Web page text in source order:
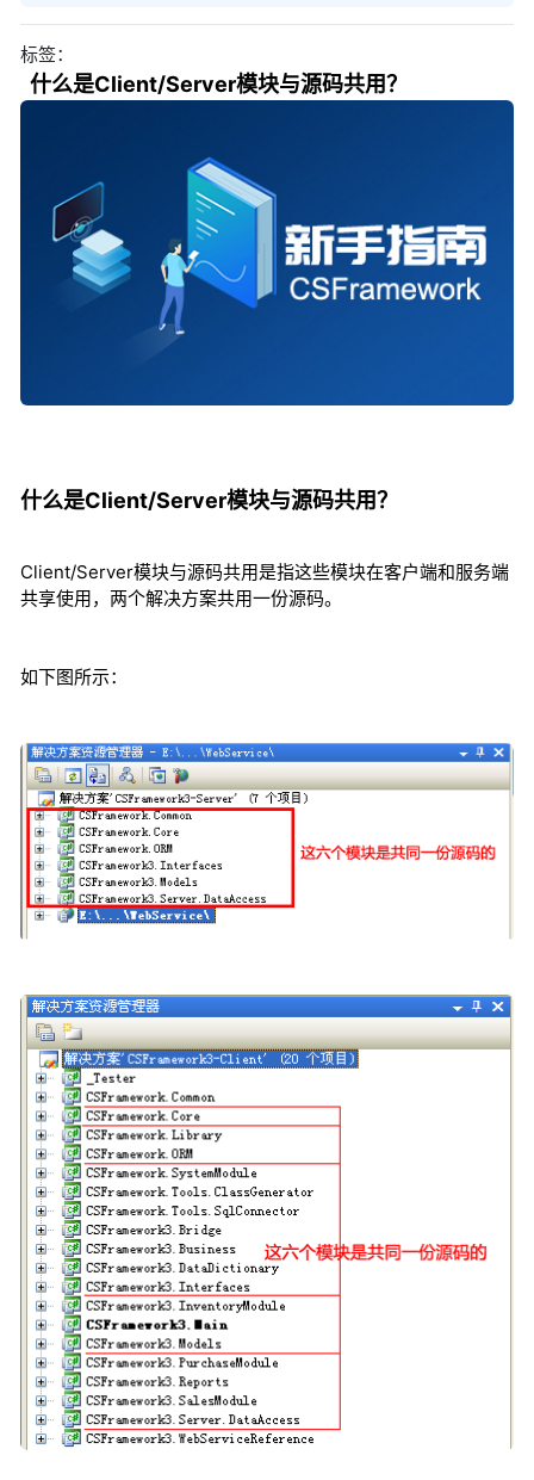
标签：
什么是Client/Server模块与源码共用？
什么是Client/Server模块与源码共用？
Client/Server模块与源码共用是指这些模块在客户端和服务端
共享使用，两个解决方案共用一份源码。
如下图所示：